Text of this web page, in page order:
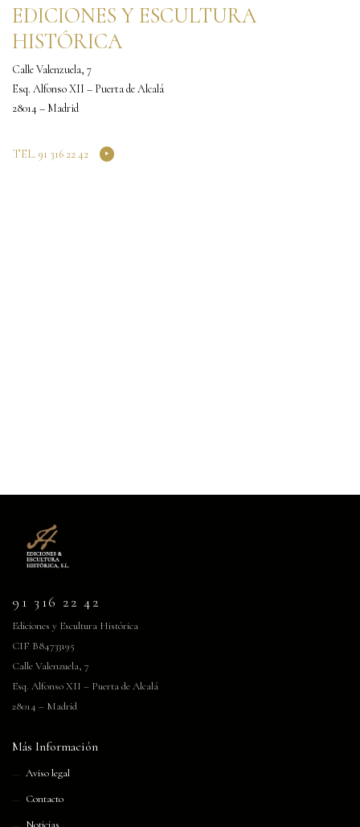
EDICIONES Y ESCULTURA
HISTÓRICA
Calle Valenzuela, 7
Esq. Alfonso XII – Puerta de Alcalá
28014 – Madrid
TEL. 91 316 22 42
91 316 22 42
Ediciones y Escultura Histórica
CIF B84733195
Calle Valenzuela, 7
Esq. Alfonso XII – Puerta de Alcalá
28014 – Madrid
Más Información
Aviso legal
Contacto